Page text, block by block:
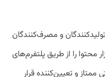
و مصرف‌کنندگان
محتوا را از طریق پلتفرم‌های
و تعیین‌کننده قرار